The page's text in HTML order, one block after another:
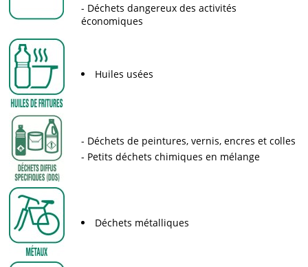
Déchets dangereux des activités
économiques
Huiles usées
Déchets de peintures, vernis, encres et colles
Petits déchets chimiques en mélange
Déchets métalliques